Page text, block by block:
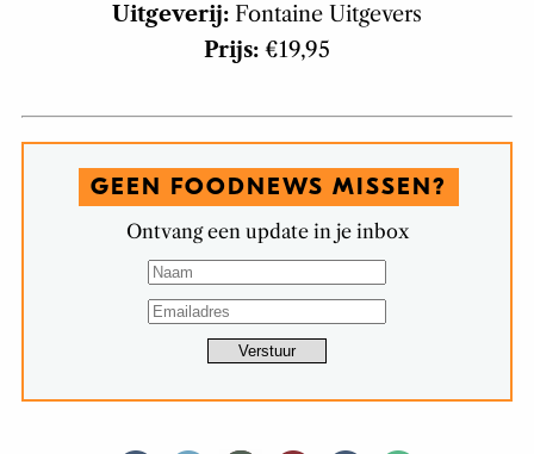
Uitgeverij: Fontaine Uitgevers
Prijs: €19,95
GEEN FOODNEWS MISSEN?
Ontvang een update in je inbox